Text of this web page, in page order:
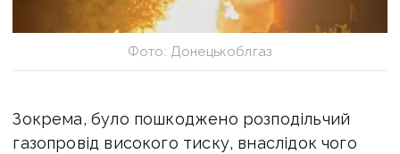
Фото: Донецькоблгаз
Зокрема, було пошкоджено розподільчий
газопровід високого тиску, внаслідок чого